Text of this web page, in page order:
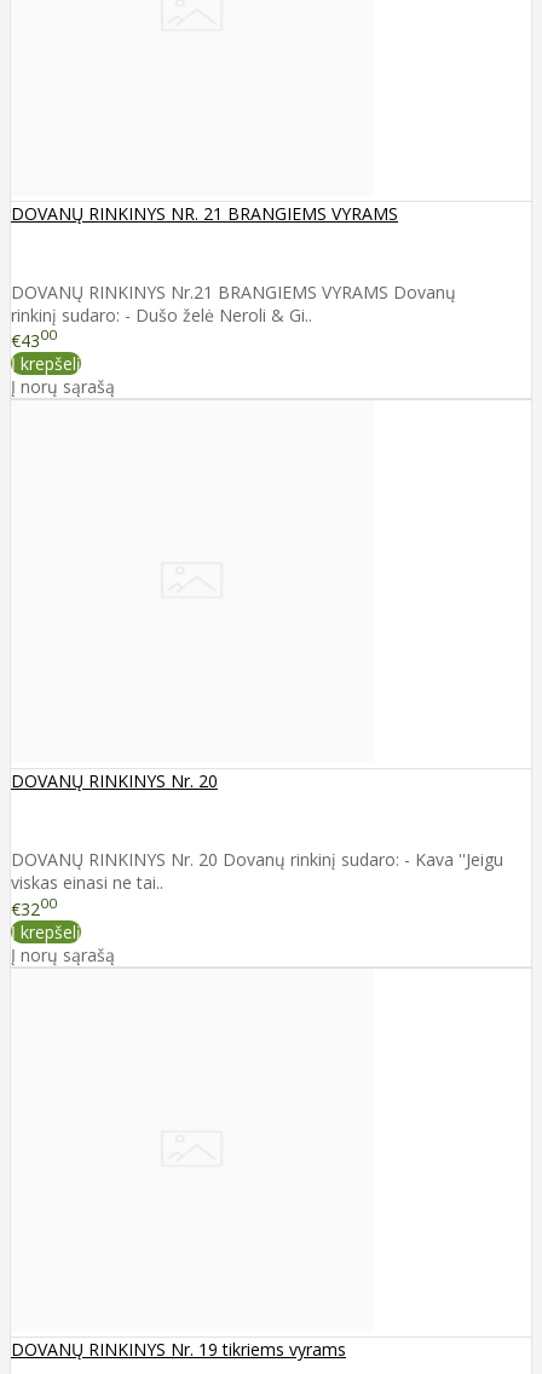
DOVANŲ RINKINYS NR. 21 BRANGIEMS VYRAMS
DOVANŲ RINKINYS Nr.21 BRANGIEMS VYRAMS Dovanų
rinkinį sudaro: - Dušo želė Neroli & Gi..
€4300
Į krepšelį
Į norų sąrašą
DOVANŲ RINKINYS Nr. 20
DOVANŲ RINKINYS Nr. 20 Dovanų rinkinį sudaro: - Kava ''Jeigu
viskas einasi ne tai..
€3200
Į krepšelį
Į norų sąrašą
DOVANŲ RINKINYS Nr. 19 tikriems vyrams